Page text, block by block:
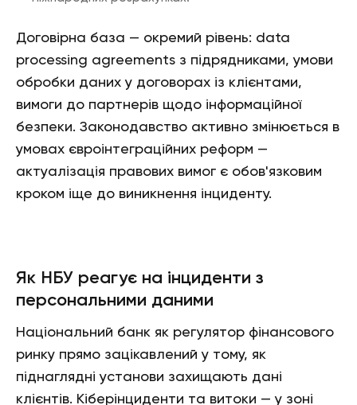
Договірна база — окремий рівень: data
processing agreements з підрядниками, умови
обробки даних у договорах із клієнтами,
вимоги до партнерів щодо інформаційної
безпеки. Законодавство активно змінюється в
умовах євроінтеграційних реформ —
актуалізація правових вимог є обов'язковим
кроком іще до виникнення інциденту.
Як НБУ реагує на інциденти з
персональними даними
Національний банк як регулятор фінансового
ринку прямо зацікавлений у тому, як
піднаглядні установи захищають дані
клієнтів. Кіберінциденти та витоки — у зоні